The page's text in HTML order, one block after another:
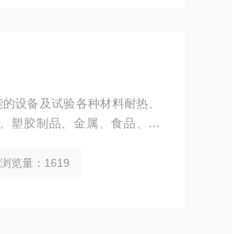
设备及试验各种材料耐热、
塑胶制品、金属、食品、化
浏览量：1619